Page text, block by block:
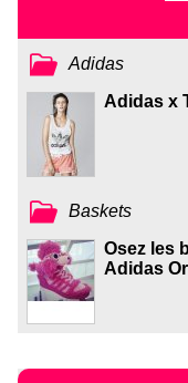
Adidas
Adidas x
Baskets
Osez les
Adidas